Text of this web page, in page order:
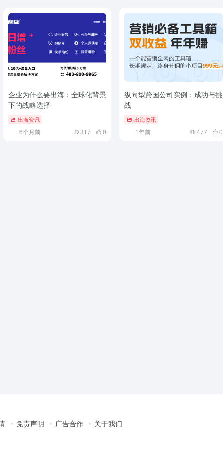
企业为什么要出海：全球化背景
下的战略选择
出海资讯
6个月前 317 0
纵向型跨国公司实例：成功与挑
战
出海资讯
1年前 477 0
免责声明 广告合作 关于我们